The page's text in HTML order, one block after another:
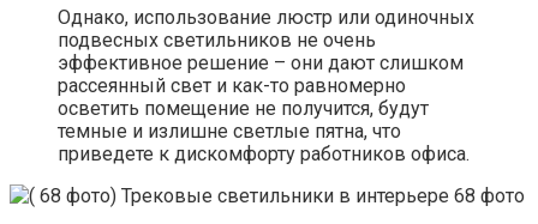
Однако, использование люстр или одиночных
подвесных светильников не очень
эффективное решение – они дают слишком
рассеянный свет и как-то равномерно
осветить помещение не получится, будут
темные и излишне светлые пятна, что
приведете к дискомфорту работников офиса.